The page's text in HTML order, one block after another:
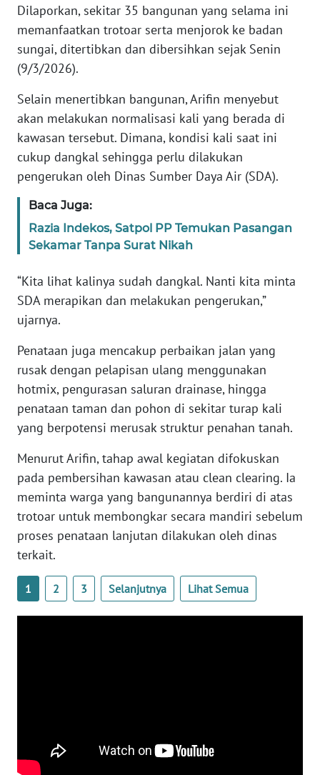
Dilaporkan, sekitar 35 bangunan yang selama ini
memanfaatkan trotoar serta menjorok ke badan
sungai, ditertibkan dan dibersihkan sejak Senin
(9/3/2026).
Selain menertibkan bangunan, Arifin menyebut
akan melakukan normalisasi kali yang berada di
kawasan tersebut. Dimana, kondisi kali saat ini
cukup dangkal sehingga perlu dilakukan
pengerukan oleh Dinas Sumber Daya Air (SDA).
Baca Juga:
Razia Indekos, Satpol PP Temukan Pasangan
Sekamar Tanpa Surat Nikah
“Kita lihat kalinya sudah dangkal. Nanti kita minta
SDA merapikan dan melakukan pengerukan,”
ujarnya.
Penataan juga mencakup perbaikan jalan yang
rusak dengan pelapisan ulang menggunakan
hotmix, pengurasan saluran drainase, hingga
penataan taman dan pohon di sekitar turap kali
yang berpotensi merusak struktur penahan tanah.
Menurut Arifin, tahap awal kegiatan difokuskan
pada pembersihan kawasan atau clean clearing. Ia
meminta warga yang bangunannya berdiri di atas
trotoar untuk membongkar secara mandiri sebelum
proses penataan lanjutan dilakukan oleh dinas
terkait.
1 2 3 Selanjutnya Lihat Semua
WN
NTB
WN
WN
SULBAR
WN
WN
SUMBAR
WN
SUMSEL
BENGKULU
WN
WN
JATENG
WN
JOGJA
WN
JATIM
WN
KALTENG